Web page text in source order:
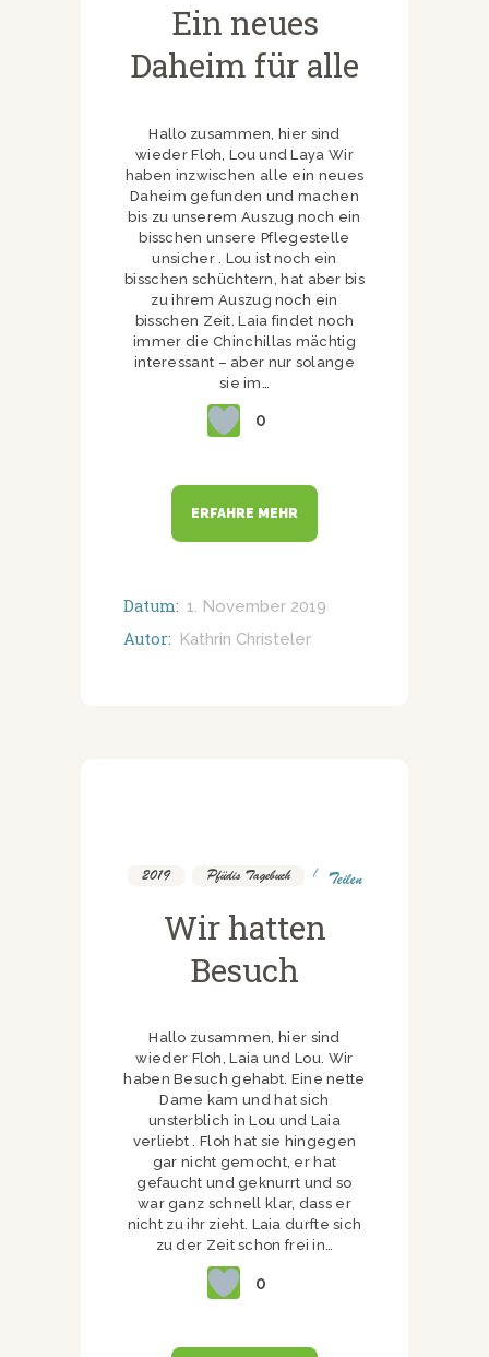
Ein neues
Daheim für alle
Hallo zusammen, hier sind
wieder Floh, Lou und Laya Wir
haben inzwischen alle ein neues
Daheim gefunden und machen
bis zu unserem Auszug noch ein
bisschen unsere Pflegestelle
unsicher . Lou ist noch ein
bisschen schüchtern, hat aber bis
zu ihrem Auszug noch ein
bisschen Zeit. Laia findet noch
immer die Chinchillas mächtig
interessant – aber nur solange
sie im…
0
ERFAHRE MEHR
Datum: 1. November 2019
Autor: Kathrin Christeler
2019 Pfüdis Tagebuch Teilen
Wir hatten
Besuch
Hallo zusammen, hier sind
wieder Floh, Laia und Lou. Wir
haben Besuch gehabt. Eine nette
Dame kam und hat sich
unsterblich in Lou und Laia
verliebt . Floh hat sie hingegen
gar nicht gemocht, er hat
gefaucht und geknurrt und so
war ganz schnell klar, dass er
nicht zu ihr zieht. Laia durfte sich
zu der Zeit schon frei in…
0